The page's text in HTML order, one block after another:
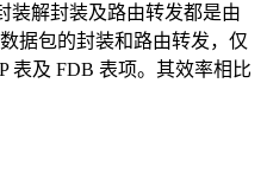
装解封装及路由转发都是由
据包的封装和路由转发，仅
表及 FDB 表项。其效率相比